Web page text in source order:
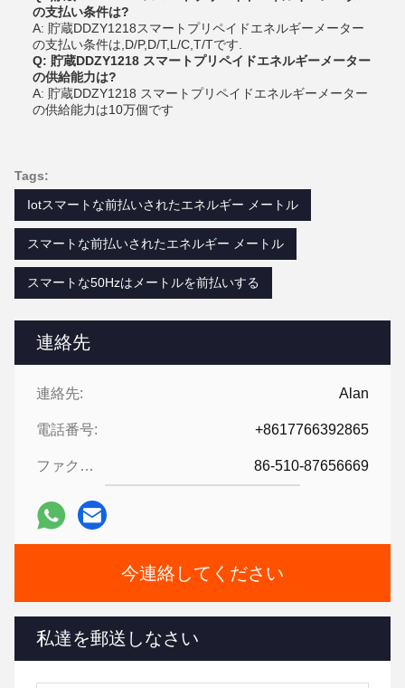
連絡先
連絡先: Alan
電話番号: +8617766392865
ファクシミリ: 86-510-87656669
今連絡してください
私達を郵送しなさい
の支払い条件は?
A: 貯蔵DDZY1218スマートプリペイドエネルギーメーター
の支払い条件は,D/P,D/T,L/C,T/Tです.
Q: 貯蔵DDZY1218 スマートプリペイドエネルギーメーター
の供給能力は?
A: 貯蔵DDZY1218 スマートプリペイドエネルギーメーター
の供給能力は10万個です
Tags:
Iotスマートな前払いされたエネルギー メートル
スマートな前払いされたエネルギー メートル
スマートな50Hzはメートルを前払いする